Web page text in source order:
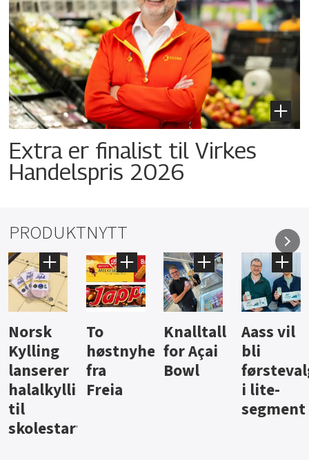
Extra er finalist til Virkes
Handelspris 2026
PRODUKTNYTT
Knalltall
for Açai
Bowl
Aass vil
bli
førstevalg
i lite-
Brus og
jus fra
Berentsen
Hard
iste fra
Hansa